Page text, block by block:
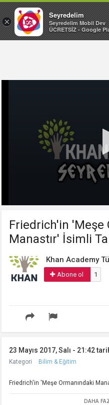
Friedrich'in 'Meşe
Manastır' İsimli
Khan Academy
Abone ol 1
23 Mayıs 2017, Salı - 21:42
Kategori Bilim & Eğitim
Friedrich'in 'Meşe Ormanındaki
DAHA
×
Seyredelim
Seyredelim Mobil Dev
ÜCRETSİZ - Google